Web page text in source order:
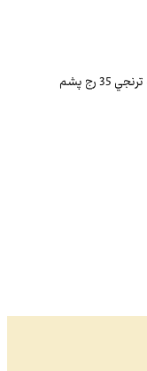
دست بافت قشقايي 160*250 مستطيل لچک ترنجي 35 رج پشم